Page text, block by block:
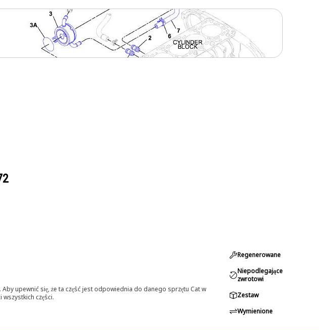
upewnić się, że ta część jest odpowiednia do danego sprzętu Cat w
części.
Regenerowane
Niepodlegające
zwrotowi
Zestaw
Wymienione